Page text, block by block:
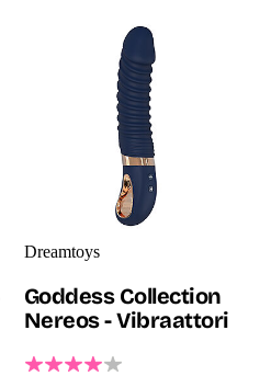
Dreamtoys
Goddess Collection
Nereos - Vibraattori